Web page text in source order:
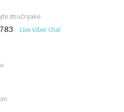
stručnjake
Live Viber Chat